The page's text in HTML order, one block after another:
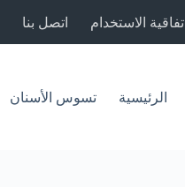
اتفاقية الاستخدام اتصل بنا
الرئيسية تسوس الأسنان